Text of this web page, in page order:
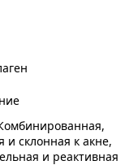
склонная к акне,
и реактивная